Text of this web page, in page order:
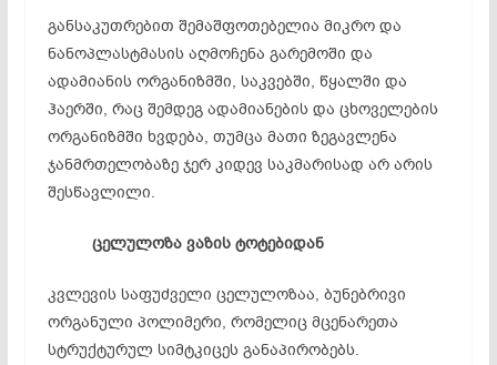
განსაკუთრებით შემაშფოთებელია მიკრო და
ნანოპლასტმასის აღმოჩენა გარემოში და
ადამიანის ორგანიზმში, საკვებში, წყალში და
ჰაერში, რაც შემდეგ ადამიანების და ცხოველების
ორგანიზმში ხვდება, თუმცა მათი ზეგავლენა
ჯანმრთელობაზე ჯერ კიდევ საკმარისად არ არის
შესწავლილი.
ცელულოზა ვაზის ტოტებიდან
კვლევის საფუძველი ცელულოზაა, ბუნებრივი
ორგანული პოლიმერი, რომელიც მცენარეთა
სტრუქტურულ სიმტკიცეს განაპირობებს.